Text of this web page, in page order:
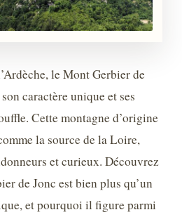
le Mont Gerbier de
caractère unique et ses
Cette montagne d’origine
la source de la Loire,
et curieux. Découvrez
de Jonc est bien plus qu’un
et pourquoi il figure parmi